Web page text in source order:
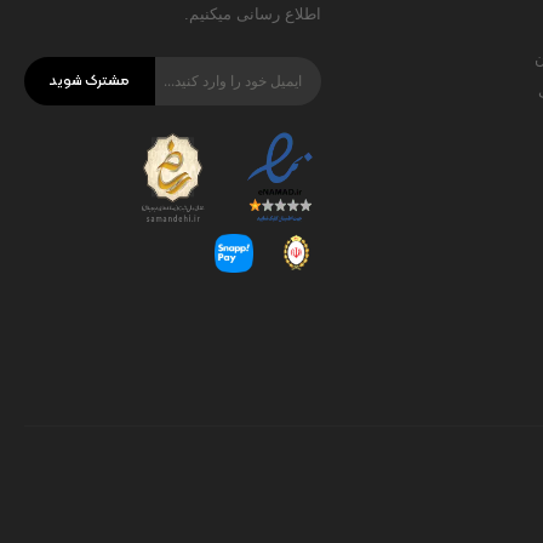
اطلاع رسانی میکنیم.
مشترک شوید